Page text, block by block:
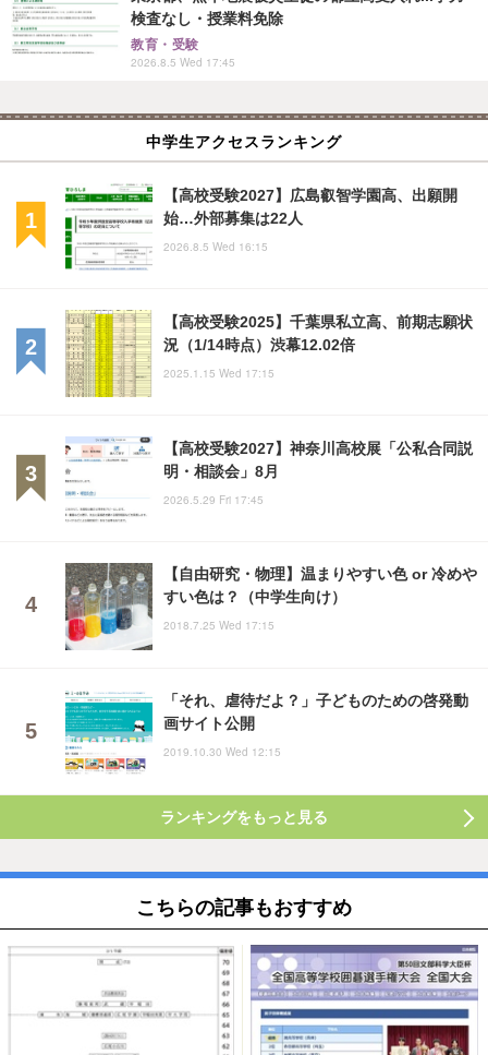
検査なし・授業料免除
教育・受験
2026.8.5 Wed 17:45
中学生アクセスランキング
【高校受験2027】広島叡智学園高、出願開
始…外部募集は22人
2026.8.5 Wed 16:15
【高校受験2025】千葉県私立高、前期志願状
況（1/14時点）渋幕12.02倍
2025.1.15 Wed 17:15
【高校受験2027】神奈川高校展「公私合同説
明・相談会」8月
2026.5.29 Fri 17:45
【自由研究・物理】温まりやすい色 or 冷めや
すい色は？（中学生向け）
2018.7.25 Wed 17:15
「それ、虐待だよ？」子どものための啓発動
画サイト公開
2019.10.30 Wed 12:15
ランキングをもっと見る
こちらの記事もおすすめ